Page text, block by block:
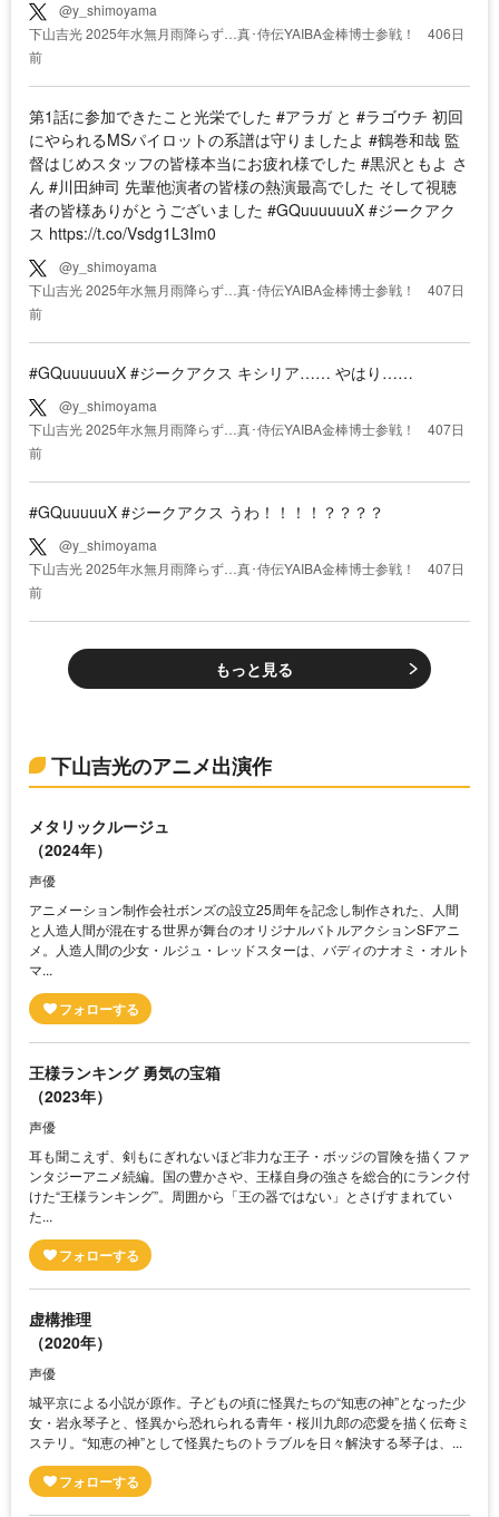
@y_shimoyama
下山吉光 2025年水無月雨降らず…真･侍伝YAIBA金棒博士参戦！
406日
前
第1話に参加できたこと光栄でした #アラガ と #ラゴウチ 初回
にやられるMSパイロットの系譜は守りましたよ #鶴巻和哉 監
督はじめスタッフの皆様本当にお疲れ様でした #黒沢ともよ さ
ん #川田紳司 先輩他演者の皆様の熱演最高でした そして視聴
者の皆様ありがとうございました #GQuuuuuuX #ジークアク
ス https://t.co/Vsdg1L3Im0
@y_shimoyama
下山吉光 2025年水無月雨降らず…真･侍伝YAIBA金棒博士参戦！
407日
前
#GQuuuuuuX #ジークアクス キシリア…… やはり……
@y_shimoyama
下山吉光 2025年水無月雨降らず…真･侍伝YAIBA金棒博士参戦！
407日
前
#GQuuuuuX #ジークアクス うわ！！！！？？？？
@y_shimoyama
下山吉光 2025年水無月雨降らず…真･侍伝YAIBA金棒博士参戦！
407日
前
もっと見る
下山吉光のアニメ出演作
メタリックルージュ
（2024年）
声優
アニメーション制作会社ボンズの設立25周年を記念し制作された、人間
と人造人間が混在する世界が舞台のオリジナルバトルアクションSFアニ
メ。人造人間の少女・ルジュ・レッドスターは、バディのナオミ・オルト
マ...
王様ランキング 勇気の宝箱
（2023年）
声優
耳も聞こえず、剣もにぎれないほど非力な王子・ボッジの冒険を描くファ
ンタジーアニメ続編。国の豊かさや、王様自身の強さを総合的にランク付
けた“王様ランキング”。周囲から「王の器ではない」とさげすまれてい
た...
虚構推理
（2020年）
声優
城平京による小説が原作。子どもの頃に怪異たちの“知恵の神”となった少
女・岩永琴子と、怪異から恐れられる青年・桜川九郎の恋愛を描く伝奇ミ
ステリ。“知恵の神”として怪異たちのトラブルを日々解決する琴子は、...